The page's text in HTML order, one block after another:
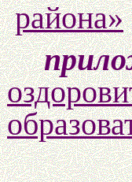
района»